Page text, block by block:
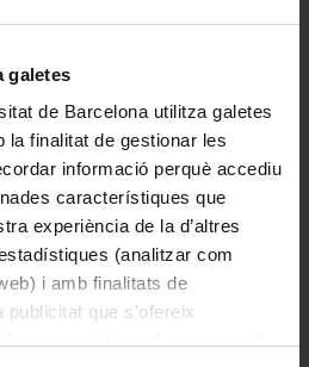
galetes
de Barcelona utilitza galetes
la finalitat de gestionar les
informació perquè accediu
característiques que
experiència de la d’altres
(analitzar com
i amb finalitats de
que s’ofereix